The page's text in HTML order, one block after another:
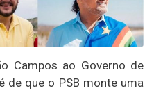
Campos ao Governo de
de que o PSB monte uma